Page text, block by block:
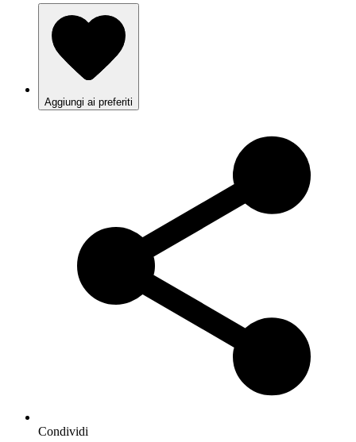
Aggiungi ai preferiti
Condividi